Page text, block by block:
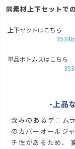
L
LL
残りわ
ブラック
L
在庫切れ
LL
在庫切
同素材上下セットで
上下セットはこちら
単品ボトムスはこちら
-上品
深みのあるデニム
のカバーオールジ
チ性があるため、